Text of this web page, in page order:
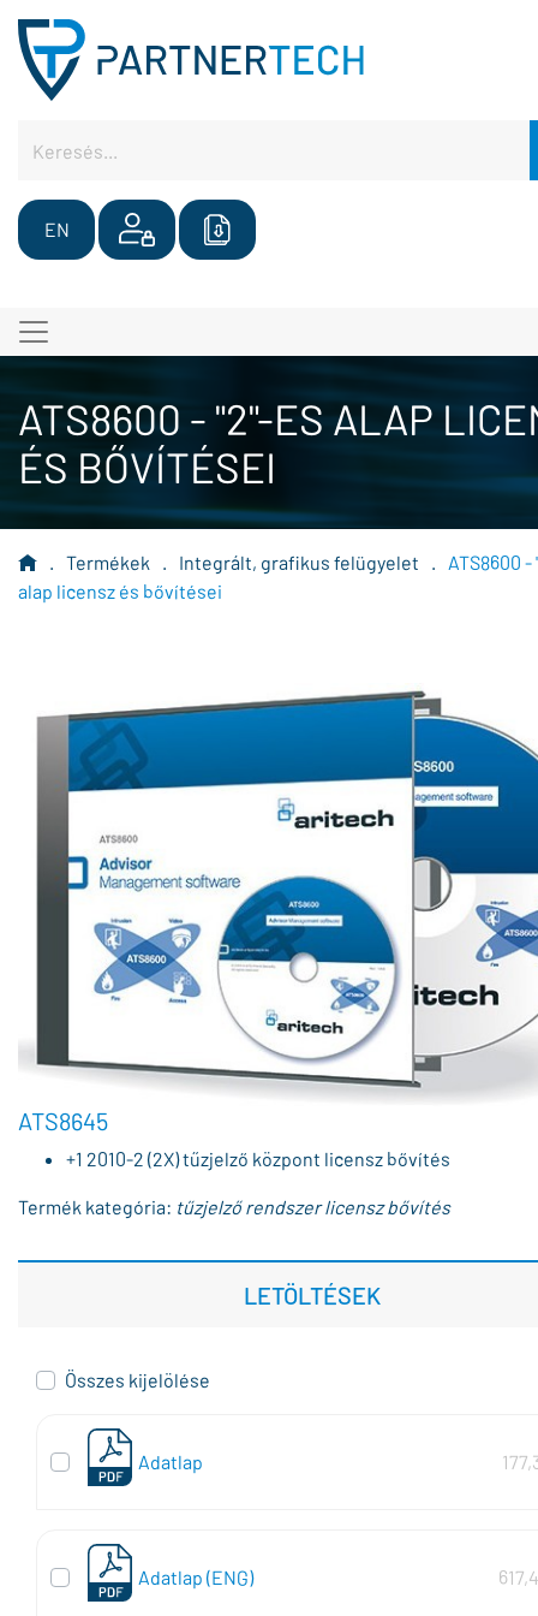
EN
ATS8600 - "2"-ES ALAP
ÉS BŐVÍTÉSEI
. Termékek . Integrált, grafikus felügyelet .
ATS8600 -
alap licensz és bővítései
ATS8645
+1 2010-2 (2X) tűzjelző központ licensz bővítés
Termék kategória: tűzjelző rendszer licensz bővítés
LETÖLTÉSEK
Összes kijelölése
Adatlap
Adatlap (ENG)